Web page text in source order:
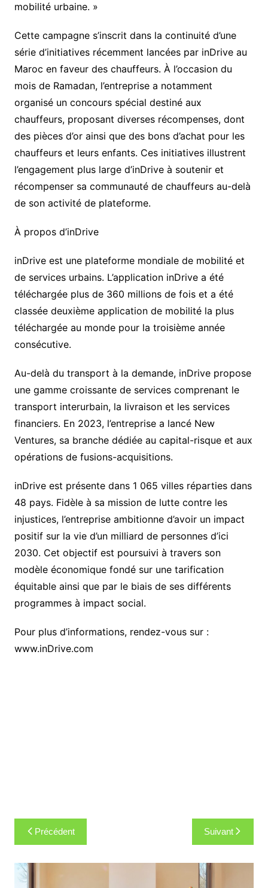
mobilité urbaine. »
Cette campagne s’inscrit dans la continuité d’une
série d’initiatives récemment lancées par inDrive au
Maroc en faveur des chauffeurs. À l’occasion du
mois de Ramadan, l’entreprise a notamment
organisé un concours spécial destiné aux
chauffeurs, proposant diverses récompenses, dont
des pièces d’or ainsi que des bons d’achat pour les
chauffeurs et leurs enfants. Ces initiatives illustrent
l’engagement plus large d’inDrive à soutenir et
récompenser sa communauté de chauffeurs au-delà
de son activité de plateforme.
À propos d’inDrive
inDrive est une plateforme mondiale de mobilité et
de services urbains. L’application inDrive a été
téléchargée plus de 360 millions de fois et a été
classée deuxième application de mobilité la plus
téléchargée au monde pour la troisième année
consécutive.
Au-delà du transport à la demande, inDrive propose
une gamme croissante de services comprenant le
transport interurbain, la livraison et les services
financiers. En 2023, l’entreprise a lancé New
Ventures, sa branche dédiée au capital-risque et aux
opérations de fusions-acquisitions.
inDrive est présente dans 1 065 villes réparties dans
48 pays. Fidèle à sa mission de lutte contre les
injustices, l’entreprise ambitionne d’avoir un impact
positif sur la vie d’un milliard de personnes d’ici
2030. Cet objectif est poursuivi à travers son
modèle économique fondé sur une tarification
équitable ainsi que par le biais de ses différents
programmes à impact social.
Pour plus d’informations, rendez-vous sur :
www.inDrive.com
Navigation
de
l’article
Précédent Suivant